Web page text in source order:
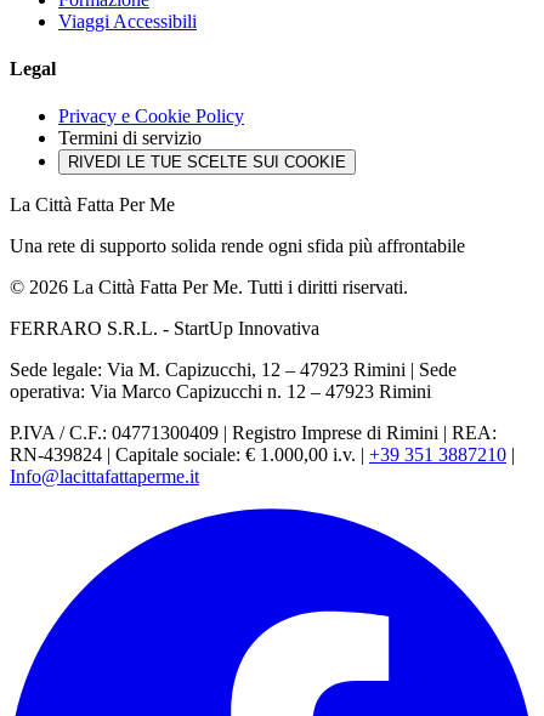
Viaggi Accessibili
Legal
Privacy e Cookie Policy
Termini di servizio
RIVEDI LE TUE SCELTE SUI COOKIE
La Città Fatta Per Me
Una rete di supporto solida rende ogni sfida più affrontabile
© 2026 La Città Fatta Per Me. Tutti i diritti riservati.
FERRARO S.R.L. - StartUp Innovativa
Sede legale: Via M. Capizucchi, 12 – 47923 Rimini | Sede
operativa: Via Marco Capizucchi n. 12 – 47923 Rimini
P.IVA / C.F.: 04771300409 | Registro Imprese di Rimini | REA:
RN-439824 | Capitale sociale: € 1.000,00 i.v. | +39 351 3887210 |
Info@lacittafattaperme.it